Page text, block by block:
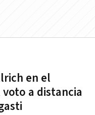
en el
a distancia